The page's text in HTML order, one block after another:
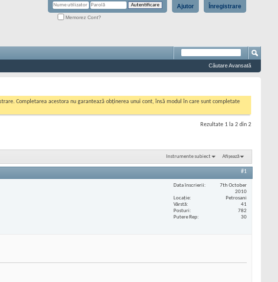
Înregistrare
Ajutor
Memorez Cont?
Căutare Avansată
Completarea acestora nu garantează obținerea unui cont, însă modul în care sunt completate
Rezultate 1 la 2 din 2
Instrumente subiect Afișează
#1
Data înscrierii
7th October
2010
Locaţie
Petrosani
Vârstă
41
Posturi
782
Putere Rep
30